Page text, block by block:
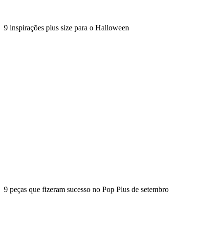
9 inspirações plus size para o Halloween
9 peças que fizeram sucesso no Pop Plus de setembro